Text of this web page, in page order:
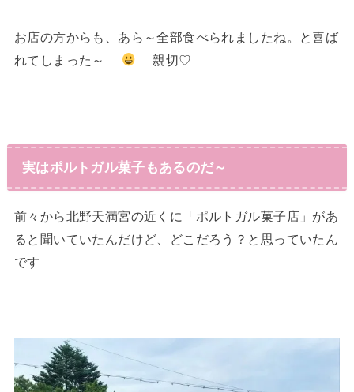
お店の方からも、あら～全部食べられましたね。と喜ば
れてしまった～
親切♡
実はポルトガル菓子もあるのだ～
前々から北野天満宮の近くに「ポルトガル菓子店」があ
ると聞いていたんだけど、どこだろう？と思っていたん
です